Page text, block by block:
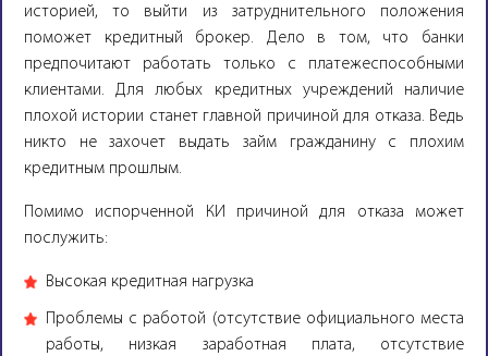
историей, то выйти из затруднительного положения
поможет кредитный брокер. Дело в том, что банки
предпочитают работать только с платежеспособными
клиентами. Для любых кредитных учреждений наличие
плохой истории станет главной причиной для отказа. Ведь
никто не захочет выдать займ гражданину с плохим
кредитным прошлым.
Помимо испорченной КИ причиной для отказа может
послужить:
Высокая кредитная нагрузка
Проблемы с работой (отсутствие официального места
работы, низкая заработная плата, отсутствие